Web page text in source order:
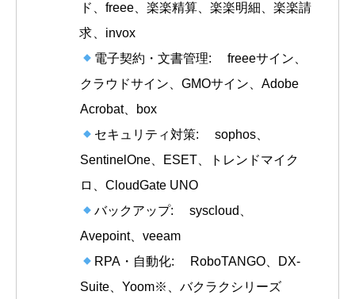
ド、freee、楽楽精算、楽楽明細、楽楽請
求、invox
電子契約・文書管理: freeeサイン、
クラウドサイン、GMOサイン、Adobe
Acrobat、box
セキュリティ対策: sophos、
SentinelOne、ESET、トレンドマイク
ロ、CloudGate UNO
バックアップ: syscloud、
Avepoint、veeam
RPA・自動化: RoboTANGO、DX-
Suite、Yoom※、バクラクシリーズ